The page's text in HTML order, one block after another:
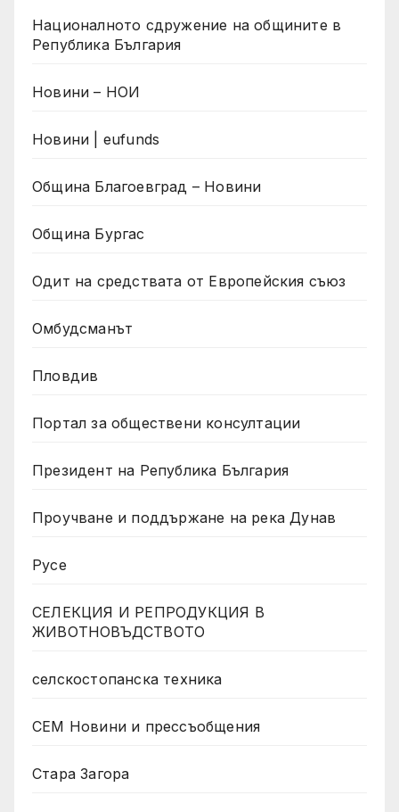
Националното сдружение на общините в
Република България
Новини – НОИ
Новини | eufunds
Община Благоевград – Новини
Община Бургас
Одит на средствата от Европейския съюз
Омбудсманът
Пловдив
Портал за обществени консултации
Президент на Република България
Проучване и поддържане на река Дунав
Русе
СЕЛЕКЦИЯ И РЕПРОДУКЦИЯ В
ЖИВОТНОВЪДСТВОТО
селскостопанска техника
СЕМ Новини и прессъобщения
Стара Загора